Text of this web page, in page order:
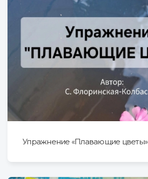
Упражнение «Плавающие цветы»